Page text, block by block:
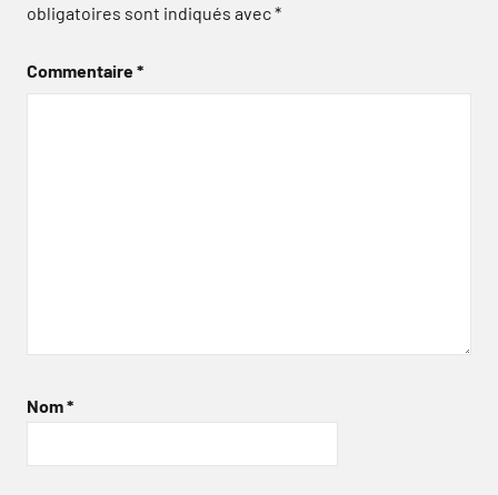
obligatoires sont indiqués avec*
Commentaire*
Nom*